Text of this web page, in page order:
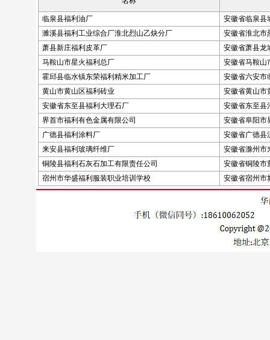
临泉县福利油厂
安徽省临泉县
濉溪县福利工业综合厂淮北烈山乙炔分厂
安徽省淮北市
萧县新庄福利皮革厂
安徽省萧县龙
马鞍山市星火福利总厂
安徽省马鞍山
霍邱县临水镇东荣福利精米加工厂
安徽省六安市
黄山市黄山区福利砖业
安徽省黄山市
安徽省东至县福利大理石厂
安徽省东至县
界首市福利有色金属有限公司
安徽省阜阳市
广德县福利涂料厂
安徽省广德县
来安县福利玻璃纤维厂
安徽省滁州市
铜陵县福利石灰石加工有限责任公司
安徽省铜陵市
宿州市华盛福利服装职业培训学校
安徽省宿州市